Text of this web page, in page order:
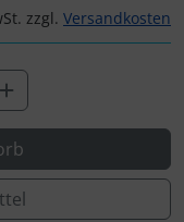
zzgl. Versandkosten